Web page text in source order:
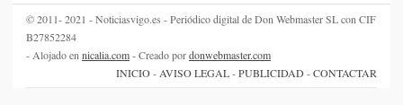
© 2011- 2021 - Noticiasvigo.es - Periódico digital de Don Webmaster SL con CIF
B27852284
- Alojado en nicalia.com- Creado pordonwebmaster.com
INICIO- AVISO LEGAL-PUBLICIDAD -CONTACTAR